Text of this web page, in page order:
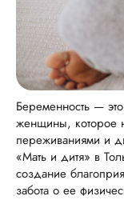
Беременность —
женщины, которое
переживаниями и
«Мать и дитя» в
создание
забота о ее